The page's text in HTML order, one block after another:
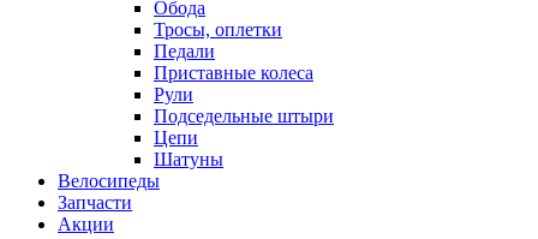
Обода
Тросы, оплетки
Педали
Приставные колеса
Рули
Подседельные штыри
Цепи
Шатуны
Велосипеды
Запчасти
Акции